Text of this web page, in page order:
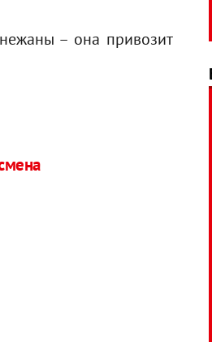
– она привозит